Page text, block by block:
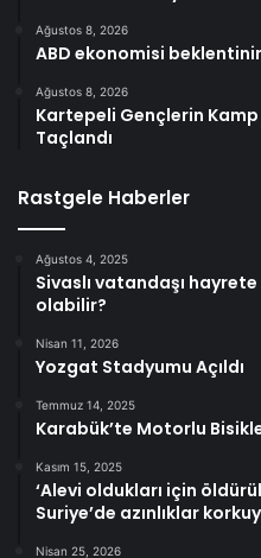
Ağustos 8, 2026
ABD ekonomisi
Ağustos 8, 2026
Kartepeli Gençlerin
Taçlandı
Rastgele Haberler
Ağustos 4, 2025
Sivaslı vatandaşı
olabilir?
Nisan 11, 2026
Yozgat Stadyumu Açıldı
Temmuz 14, 2025
Karabük’te Motorlu
Kasım 15, 2025
‘Alevi oldukları için
Suriye’de azınlıklar
Nisan 25, 2026